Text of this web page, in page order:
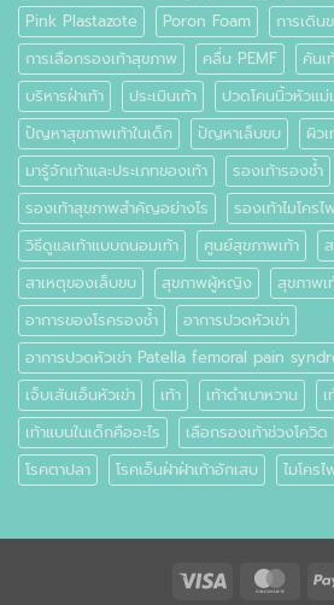
Pink Plastazote
Poron Foam
การเดิน
การเลือกรองเท้าสุขภาพ
คลื่น PEMF คันเ
บริหารฝ่าเท้า
ประเมินเท้า
ปวดโคนนิ้วหัวแม่
ปัญหาสุขภาพเท้าในเด็ก
ปัญหาเล็บขบ ผิว
มารู้จักเท้าและประเภทของเท้า
รองเท้ารองช้ำ
รองเท้าสุขภาพสำคัญอย่างไร
รองเท้าไมโครไ
วิธีดูแลเท้าแบบถนอมเท้า
ศูนย์สุขภาพเท้า
สาเหตุของเล็บขบ
สุขภาพผู้หญิง สุขภาพเ
อาการของโรครองช้ำ
อาการปวดหัวเข่า
อาการปวดหัวเข่า Patella femoral pain
เจ็บเส้นเอ็นหัวเข่า
เท้า เท้าดำเบาหวาน
เท้าแบนในเด็กคืออะไร
เลือกรองเท้าช่วงโควิด
โรคตาปลา
โรคเอ็นฝ่าฝ่าเท้าอักเสบ ไมโคร
Visa